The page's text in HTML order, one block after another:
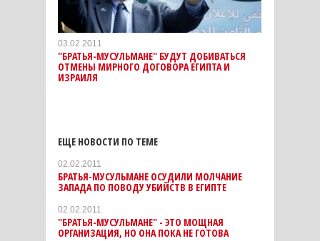
03.02.2011
"БРАТЬЯ-МУСУЛЬМАНЕ" БУДУТ ДОБИВАТЬСЯ
ОТМЕНЫ МИРНОГО ДОГОВОРА ЕГИПТА И
ИЗРАИЛЯ
ЕЩЕ НОВОСТИ ПО ТЕМЕ
02.02.2011
БРАТЬЯ-МУСУЛЬМАНЕ ОСУДИЛИ МОЛЧАНИЕ
ЗАПАДА ПО ПОВОДУ УБИЙСТВ В ЕГИПТЕ
02.02.2011
"БРАТЬЯ-МУСУЛЬМАНЕ" - ЭТО МОЩНАЯ
ОРГАНИЗАЦИЯ, НО ОНА ПОКА НЕ ГОТОВА